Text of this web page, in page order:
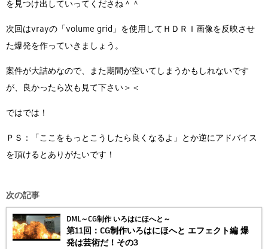
を見つけ出していってくださね＾＾
次回はvrayの「volume grid」を使用してＨＤＲＩ画像を反映させ
た爆発を作っていきましょう。
案件が大詰めなので、また期間が空いてしまうかもしれないです
が、良かったら次も見て下さい＞＜
ではでは！
ＰＳ：「ここをもっとこうしたら良くなるよ」とか逆にアドバイス
を頂けるとありがたいです！
次の記事
DML～CG制作 いろはにほへと～
第11回：CG制作いろはにほへと エフェクト編 爆
発は芸術だ！その3